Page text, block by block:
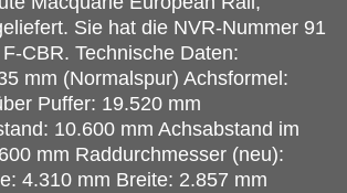
Sie hat die NVR-Nummer 91
CBR. Technische Daten:
mm (Normalspur) Achsformel:
Puffer: 19.520 mm
10.600 mm Achsabstand im
mm Raddurchmesser (neu):
4.310 mm Breite: 2.857 mm